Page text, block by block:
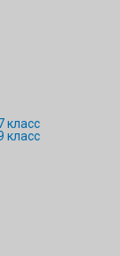
класс
класс